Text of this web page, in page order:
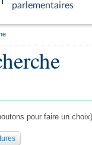
parlementaires
pour faire un choix)